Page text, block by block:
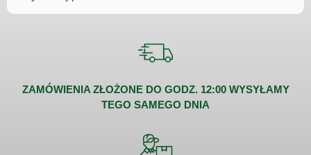
ZAMÓWIENIA ZŁOŻONE DO GODZ. 12:00 WYSYŁAMY
TEGO SAMEGO DNIA